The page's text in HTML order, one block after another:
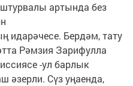
артында без
идарәчесе. Бердәм, тату
Рәмзия Зарифулла
-ул барлык
әзерли. Сүз уңаенда,